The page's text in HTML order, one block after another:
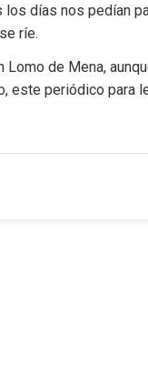
los días nos pedían
ríe.
de Mena,
este periódico para